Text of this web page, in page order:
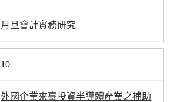
月旦會計實務研究
10
外國企業來臺投資半導體產業之補助